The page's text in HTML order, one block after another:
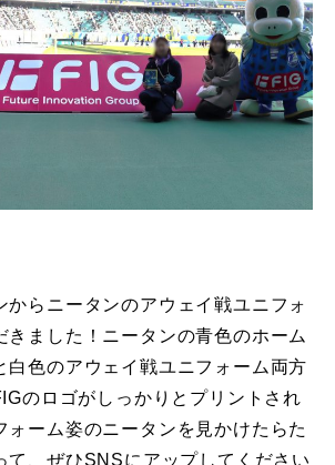
からニータンのアウェイ戦ユニフォ
きました！ニータンの青色のホーム
白色のアウェイ戦ユニフォーム両方
のロゴがしっかりとプリントされ
ォーム姿のニータンを見かけたらた
て、ぜひSNSにアップしてください